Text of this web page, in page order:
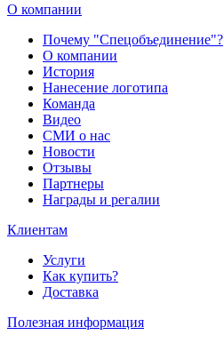
О компании
Почему "Спецобъединение"?
О компании
История
Нанесение логотипа
Команда
Видео
СМИ о нас
Новости
Отзывы
Партнеры
Награды и регалии
Клиентам
Услуги
Как купить?
Доставка
Полезная информация